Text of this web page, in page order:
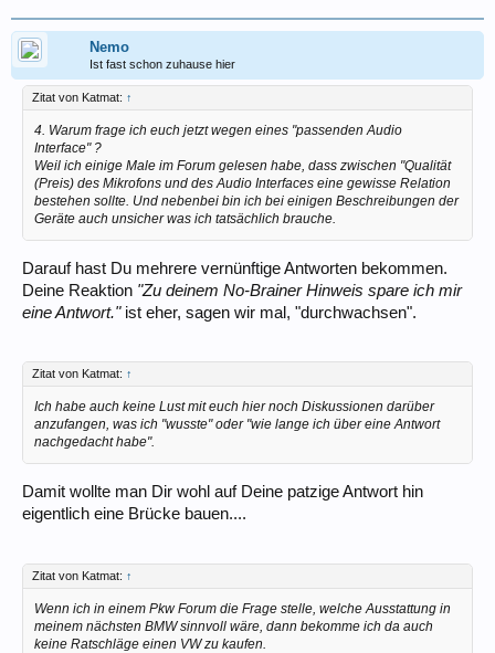
Also, wenn Du Deinen Enkeln etwas vererben willst, steck die 1000€ in
einen Fonds, und hoffe, dass die Inflation wenigstens nicht das ganze
Geld wegfrisst.
Wenn Du ein Musikinstrument kaufen willst, um Deinen Enkeln die
Freude an Musik zu vermitteln, dann kauf ein mechanisches
heute. (Allerdings, mit 1000€ kriegst Du sicher kein Edel-Boutique-Sax.
Für eine Ukulele könnte es reichen - und die ist höchst enkeltauglich).
Aber glaub mir, Deine Enkel werden dann nicht Musik machen wollen,
sondern wünschen sich eine Staffelei, einen neuen Computer oder
irgendwas, was mit Musik wenig zu tun hat. Das ist wohl ein
Generationenproblem, dass wir unsere Wünsche auf unsere Kinder,
Enkel, ... projeizieren. Dabei wollen die Bälger ihr eigenes Leben
leben .)
Oder Du bist ehrlich zu Dir selbst und sagst: Ich will mir für mein Hobby
eine Audiointerface und ein Mikrofon kaufen. Was soll ich da nehmen?
Und Du hast Glück, die Foristen haben Deine Frage genau so
verstanden und empfehlen Dir anständige Gerätschaften, die etwas
taugen aber bei der Erbmasse nicht ins Gewicht fallen.
und, bevor ich missverstanden werde: Ja, sich selbst aufnehmen ist
Möglichkeitdichaufzunehmen.
Nemo
Ist fast schon zuhause hier
Zitat von Katmat: ↑
4. Warum frage ich euch jetzt wegen eines "passenden Audio
Interface" ?
Weil ich einige Male im Forum gelesen habe, dass zwischen "Qualität
(Preis) des Mikrofons und des Audio Interfaces eine gewisse Relation
bestehen sollte. Und nebenbei bin ich bei einigen Beschreibungen der
Geräte auch unsicher was ich tatsächlich brauche.
Darauf hast Du mehrere vernünftige Antworten bekommen.
Deine Reaktion "Zu deinem No-Brainer Hinweis spare ich mir
eine Antwort."ist eher, sagen wir mal, "durchwachsen".
Zitat von Katmat: ↑
Ich habe auch keine Lust mit euch hier noch Diskussionen darüber
anzufangen, was ich "wusste" oder "wie lange ich über eine Antwort
nachgedacht habe".
Damit wollte man Dir wohl auf Deine patzige Antwort hin
eigentlich eine Brücke bauen....
Zitat von Katmat: ↑
Wenn ich in einem Pkw Forum die Frage stelle, welche Ausstattung in
meinem nächsten BMW sinnvoll wäre, dann bekomme ich da auch
keine Ratschläge einen VW zu kaufen.